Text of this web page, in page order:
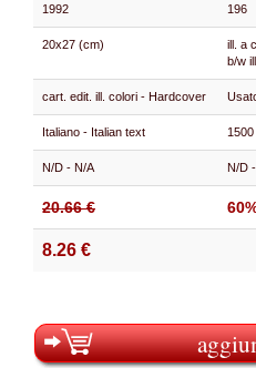
1992 196
20x27 (cm)
ill. a
b/w
cart. edit. ill. colori - Hardcover
Italiano - Italian text
N/D - N/A N/D
20.66 €
8.26 €